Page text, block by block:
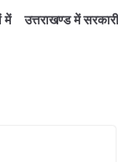
में
उत्तराखण्ड में